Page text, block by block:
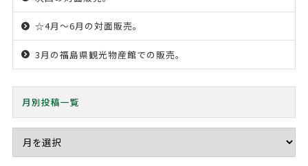
☆4月〜6月の対面販売。
3月の福島県観光物産館での販売。
月別投稿一覧